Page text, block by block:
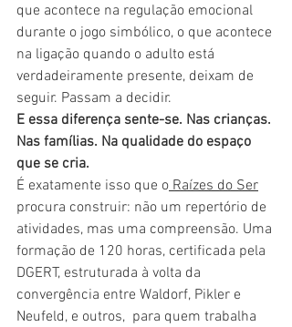
que acontece na regulação emocional
durante o jogo simbólico, o que acontece
na ligação quando o adulto está
verdadeiramente presente, deixam de
seguir. Passam a decidir.
E essa diferença sente-se. Nas crianças.
Nas famílias. Na qualidade do espaço
que se cria.
É exatamente isso que o Raízes do Ser
procura construir: não um repertório de
atividades, mas uma compreensão. Uma
formação de 120 horas, certificada pela
DGERT, estruturada à volta da
convergência entre Waldorf, Pikler e
Neufeld, e outros,  para quem trabalha